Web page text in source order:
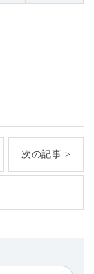
次の記事 >